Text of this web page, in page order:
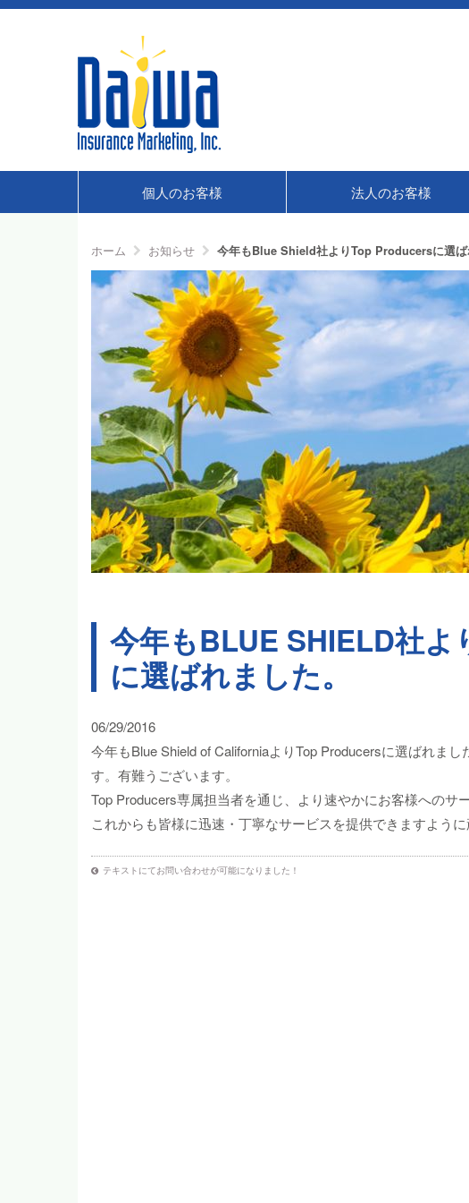
個人のお客様 法人のお客様
ホーム お知らせ 今年もBlue Shield社よりTop Producersに選ば
今年もBLUE SHIELD社よ
に選ばれました。
06/29/2016
今年もBlue Shield of CaliforniaよりTop Producersに選ばれま
す。有難うございます。
Top Producers専属担当者を通じ、より速やかにお客様へのサ
これからも皆様に迅速・丁寧なサービスを提供できますように
テキストにてお問い合わせが可能になりました！